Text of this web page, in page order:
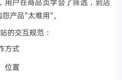
用户在商品页学会了筛选，到店
产品"太难用"。
的交互规范：
方式
位置